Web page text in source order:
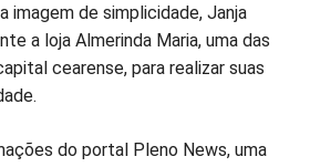
imagem de simplicidade, Janja
a loja Almerinda Maria, uma das
cearense, para realizar suas
do portal Pleno News, uma